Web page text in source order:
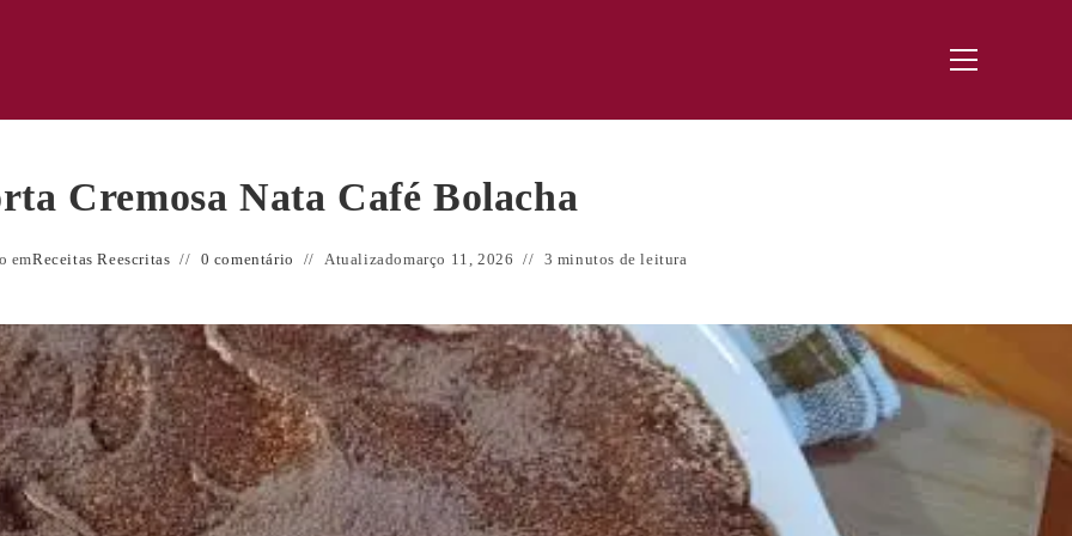
Menu
Cremosa Nata Café Bolacha
emReceitas Reescritas 0 comentário Atualizadomarço 11, 2026 3 minutos de leitura